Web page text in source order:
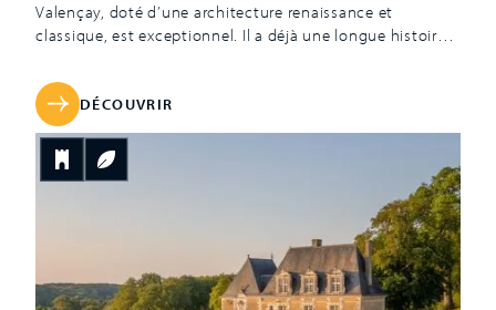
Valençay, doté d’une architecture renaissance et
classique, est exceptionnel. Il a déjà une longue histoire
fait l’acquisition. Edifié au fil de trois siècles, le château
intègre plusieurs styles architecturaux sans que
l’harmonie de l’ensemble en pâtisse. Au contraire, c’est
[…]
DÉCOUVRIR